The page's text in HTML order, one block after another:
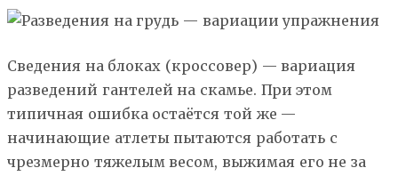
Сведения на блоках (кроссовер) — вариация
разведений гантелей на скамье. При этом
типичная ошибка остаётся той же —
начинающие атлеты пытаются работать с
чрезмерно тяжелым весом, выжимая его не за